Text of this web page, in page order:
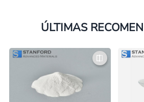
ÚLTIMAS